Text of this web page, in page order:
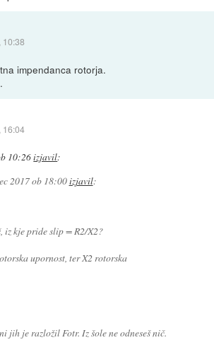
10:38
impendanca rotorja.
16:04
10:26izjavil:
2017 ob 18:00izjavil:
iz kje pride slip = R2/X2?
upornost, ter X2 rotorska
jih je razložil Fotr. Iz šole ne odneseš nič.